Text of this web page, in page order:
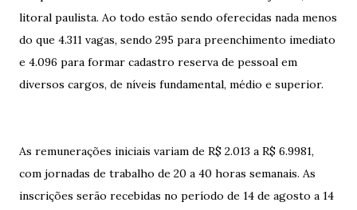
litoral paulista. Ao todo estão sendo oferecidas nada menos
do que 4.311 vagas, sendo 295 para preenchimento imediato
e 4.096 para formar cadastro reserva de pessoal em
diversos cargos, de níveis fundamental, médio e superior.
As remunerações iniciais variam de R$ 2.013 a R$ 6.9981,
com jornadas de trabalho de 20 a 40 horas semanais. As
inscrições serão recebidas no período de 14 de agosto a 14